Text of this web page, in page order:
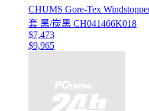
CHUMS Gore-Tex
套 黑/炭黑 CH041466K018
$7,473
$9,965